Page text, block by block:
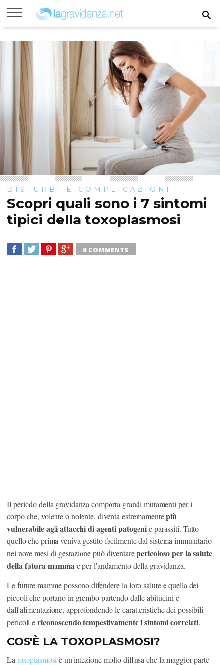
incinta
Gravidanza
Settimane
di
gravidanza
Calcolatori
di
gravidanza
Parto
Bambini
DISTURBI E COMPLICAZIONI
Scopri quali sono i 7 sintomi
tipici della toxoplasmosi
0 COMMENTS
Il periodo della gravidanza comporta grandi mutamenti per il
corpo che, volente o nolente, diventa estremamentepiù
vulnerabile agli attacchi di agenti patogenie parassiti. Tutto
quello che prima veniva gestito facilmente dal sistema immunitario
nei nove mesi di gestazione può diventarepericoloso per la salute
della futura mamma e per l'andamento della gravidanza.
Le future mamme possono difendere la loro salute e quella dei
piccoli che portano in grembo partendo dalle abitudini e
dall'alimentazione, approfondendo le caratteristiche dei possibili
pericoli ericonoscendo tempestivamente i sintomi correlati.
COS'È LA TOXOPLASMOSI?
La toxoplasmosi è un'infezione molto diffusa che la maggior parte